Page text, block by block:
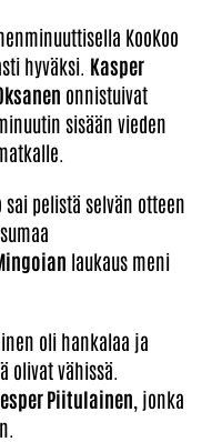
KooKoo
hyväksi. Kasper
onnistuivat
sisään vieden
sai pelistä selvän otteen
laukaus meni
oli hankalaa ja
olivat vähissä.
Piitulainen , jonka